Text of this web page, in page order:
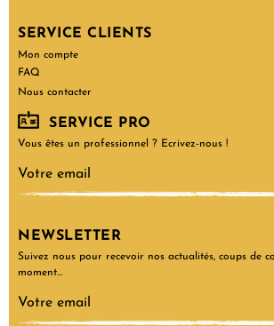
SERVICE CLIENTS
Mon compte
FAQ
Nous contacter
SERVICE PRO
Vous êtes un professionnel ? Ecrivez-nous !
NEWSLETTER
Suivez nous pour recevoir nos actualités, coups de
moment…